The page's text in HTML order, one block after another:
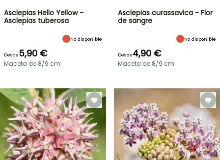
Asclepias Hello Yellow -
Asclepias tuberosa
No disponible
Desde5,90 €
Maceta de 8/9 cm
Asclepias curassavica - Flor
de sangre
No disponible
Desde4,90 €
Maceta de 8/9 cm